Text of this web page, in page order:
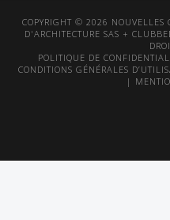
COPYRIGHT © 2026 NOUVELLES
D'ARCHITECTURE SAS +
POLITIQUE DE
CONDITIONS GÉNÉRALES
|